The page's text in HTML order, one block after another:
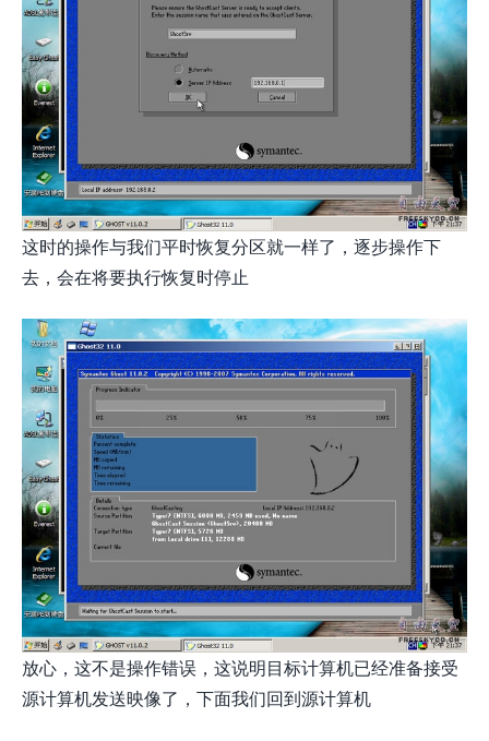
这时的操作与我们平时恢复分区就一样了，逐步操作下
去，会在将要执行恢复时停止
放心，这不是操作错误，这说明目标计算机已经准备接受
源计算机发送映像了，下面我们回到源计算机